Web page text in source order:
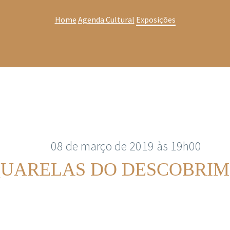
Home Agenda Cultural Exposições
08 de março de 2019 às 19h00
DO